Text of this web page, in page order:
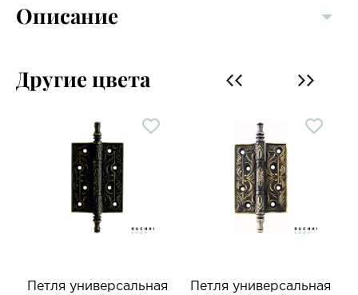
Описание
Другие цвета
Петля универсальная
Петля универсальная